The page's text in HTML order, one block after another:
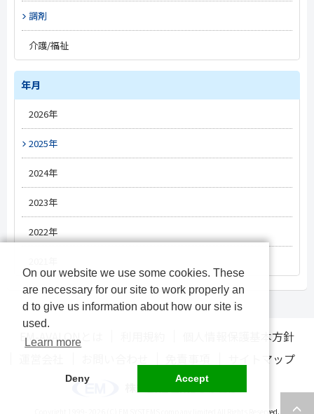
#開業準備
#改定情報
#新薬情報
#オンライン資格確認
#オンライン診療
#医療DX
#経営
#レセプト
調剤
#トレンド
#薬局経営
#新薬情報
#改定情報
#電子処方箋
#オンライン服薬指導
#薬局DX
#人材/キャリア
#物流
#OTC
介護/福祉
#施設経営
#人材情報
#改定情報
年月
2026年
3月
2025年
12月
10月
9月
7月
6月
5月
2024年
12月
11月
9月
8月
7月
2023年
12月
10月
9月
8月
2022年
11月
10月
9月
11月
10月
EM-AVALONとは
個人情報保護基本方針
サイトマップ
2026 (C) EM SYSTEMS company limited All Rights Reserved.
On our website we use some cookies. These
are necessary for our site to work properly an
d to give us information about how our site is
used.
Learn more
Deny Accept